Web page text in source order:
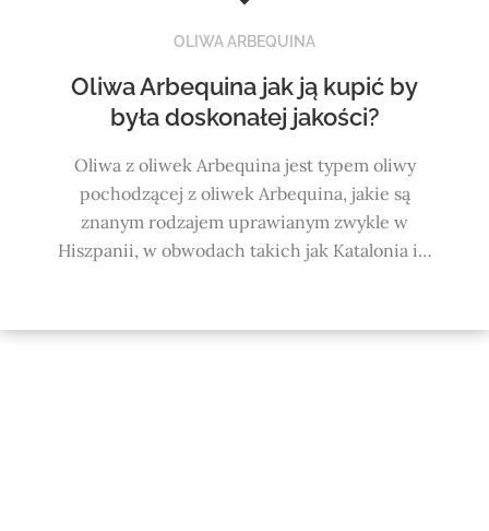
OLIWA ARBEQUINA
Oliwa Arbequina jak ją kupić by
była doskonałej jakości?
Oliwa z oliwek Arbequina jest typem oliwy
pochodzącej z oliwek Arbequina, jakie są
znanym rodzajem uprawianym zwykle w
Hiszpanii, w obwodach takich jak Katalonia i…